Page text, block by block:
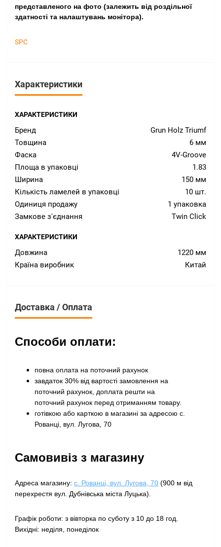
представленого на фото (залежить від роздільної
здатності та налаштувань монітора).
SPC
Характеристики
ХАРАКТЕРИСТИКИ
Бренд
Grun Holz Triumf
Товщина
6 мм
Фаска
4V-Groove
Площа в упаковці
1.83
Ширина
150 мм
Кількість ламелей в упаковці
10 шт.
Одиниця продажу
1 упаковка
Замкове з'єднання
Twin Click
ХАРАКТЕРИСТИКИ
Довжина
1220 мм
Країна виробник
Китай
Доставка / Оплата
Способи оплати:
повна оплата на поточний рахунок
завдаток 30% від вартості замовлення на
поточний рахунок, доплата решти на
поточний рахунок перед отриманням товару.
готівкою або карткою в магазині за адресою с.
Рованці, вул. Лугова, 70
Самовивіз з магазину
Адреса магазину: с. Рованці, вул. Лугова, 70 (900 м від
перехрестя вул. Дубнівська міста Луцька).
Графік роботи: з вівторка по суботу з 10 до 18 год.
Вихідні: неділя, понеділок